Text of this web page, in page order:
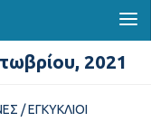
2021
/ΕΓΚΎΚΛΙΟΙ